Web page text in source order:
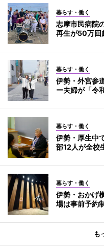
暮らす・働く
志摩市民病院
再生が50万回
暮らす・働く
伊勢・外宮参
ー夫婦が「令
暮らす・働く
伊勢・厚生中
部12人が全校
暮らす・働く
伊勢・おかげ
場は事前予約
も